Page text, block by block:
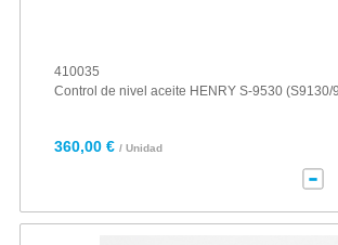
410035
Control de nivel aceite HENRY S-9530 (S9130/
360,00 € / Unidad